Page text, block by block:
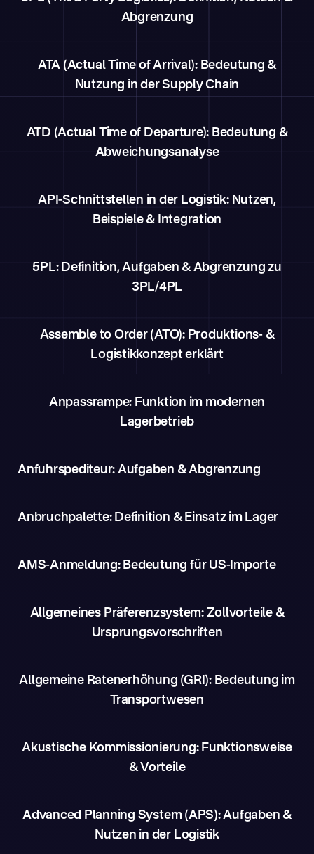
Abgrenzung
ATA (Actual Time of Arrival): Bedeutung &
Nutzung in der Supply Chain
ATD (Actual Time of Departure): Bedeutung &
Abweichungsanalyse
API-Schnittstellen in der Logistik: Nutzen,
Beispiele & Integration
5PL: Definition, Aufgaben & Abgrenzung zu
3PL/4PL
Assemble to Order (ATO): Produktions- &
Logistikkonzept erklärt
Anpassrampe: Funktion im modernen
Lagerbetrieb
Anfuhrspediteur: Aufgaben & Abgrenzung
Anbruchpalette: Definition & Einsatz im Lager
AMS-Anmeldung: Bedeutung für US-Importe
Allgemeines Präferenzsystem: Zollvorteile &
Ursprungsvorschriften
Allgemeine Ratenerhöhung (GRI): Bedeutung im
Transportwesen
Akustische Kommissionierung: Funktionsweise
& Vorteile
Advanced Planning System (APS): Aufgaben &
Nutzen in der Logistik